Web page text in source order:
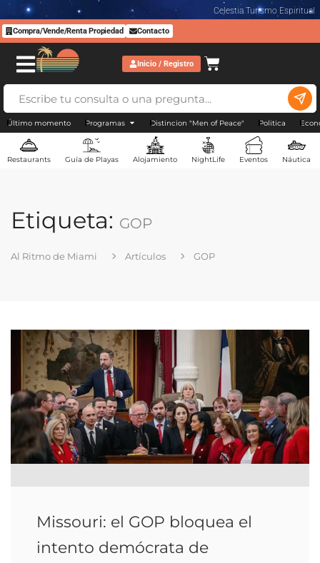
Celestia Turismo Espiritual
Compra/Vende/Renta Propiedad Contacto
Inicio / Registro
Último momento Programas Distincion "Men of Peace" Politica
Restaurants Guía de Playas Alojamiento NightLife Eventos Náutica
Etiqueta: GOP
Al Ritmo de Miami Artículos GOP
Missouri: el GOP bloquea el
intento demócrata de